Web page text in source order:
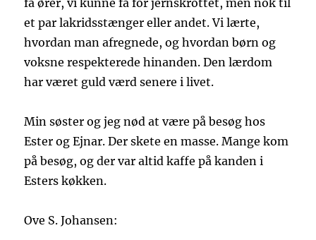
få ører, vi kunne få for jernskrottet, men nok til
et par lakridsstænger eller andet. Vi lærte,
hvordan man afregnede, og hvordan børn og
voksne respekterede hinanden. Den lærdom
har været guld værd senere i livet.
Min søster og jeg nød at være på besøg hos
Ester og Ejnar. Der skete en masse. Mange kom
på besøg, og der var altid kaffe på kanden i
Esters køkken.
Ove S. Johansen: